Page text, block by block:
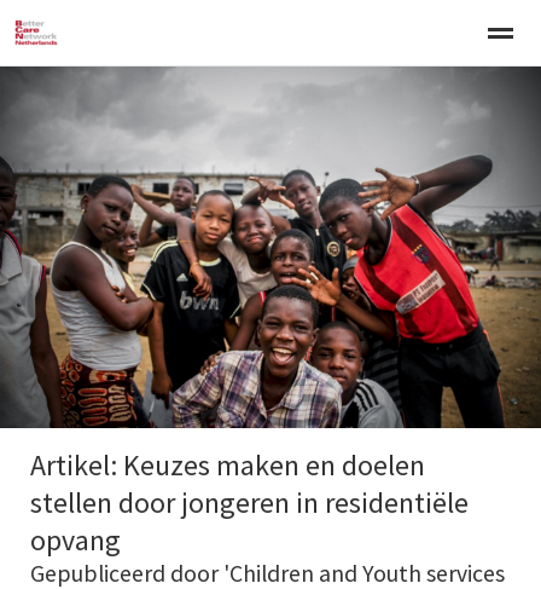
Welkom Over BCNN Gezinsgerichte
Home Nieuws Agenda E-mail
Artikel: Keuzes maken en doelen
stellen door jongeren in residentiële
opvang
Gepubliceerd door 'Children and Youth services